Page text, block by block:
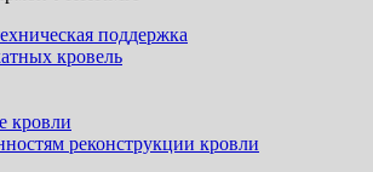
поддержка
кровель
кровли
реконструкции кровли